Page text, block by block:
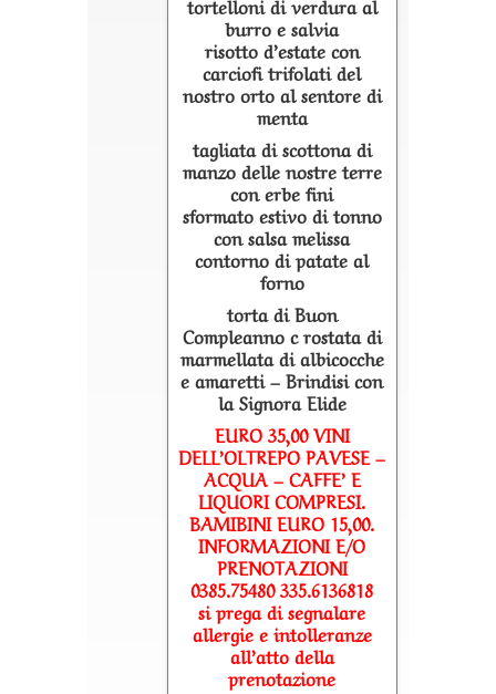
tortelloni di verdura al
burro e salvia
risotto d’estate con
carciofi trifolati del
nostro orto al sentore di
menta
tagliata di scottona di
manzo delle nostre terre
con erbe fini
sformato estivo di tonno
con salsa melissa
contorno di patate al
forno
torta di Buon
Compleanno c rostata di
marmellata di albicocche
e amaretti – Brindisi con
la Signora Elide
EURO 35,00 VINI
DELL’OLTREPO PAVESE –
ACQUA – CAFFE’ E
LIQUORI COMPRESI.
BAMIBINI EURO 15,00.
INFORMAZIONI E/O
PRENOTAZIONI
0385.75480 335.6136818
si prega di segnalare
allergie e intolleranze
all’atto della
prenotazione